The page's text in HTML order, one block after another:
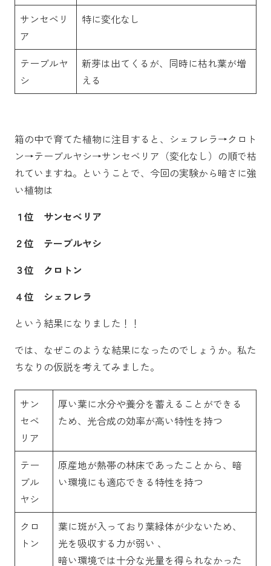
サンセベリ
ア
特に変化なし
テーブルヤ
シ
新芽は出てくるが、同時に枯れ葉が増
える
箱の中で育てた植物に注目すると、シェフレラ→クロト
ン→テーブルヤシ→サンセベリア（変化なし）の順で枯
れていますね。ということで、今回の実験から暗さに強
い植物は
１位 サンセベリア
２位 テーブルヤシ
３位 クロトン
４位 シェフレラ
という結果になりました！！
では、なぜこのような結果になったのでしょうか。私た
ちなりの仮説を考えてみました。
サン
セベ
リア
厚い葉に水分や養分を蓄えることができる
ため、光合成の効率が高い特性を持つ
テー
ブル
ヤシ
原産地が熱帯の林床であったことから、暗
い環境にも適応できる特性を持つ
クロ
トン
葉に斑が入っており葉緑体が少ないため、
光を吸収する力が弱い 、
暗い環境では十分な光量を得られなかった